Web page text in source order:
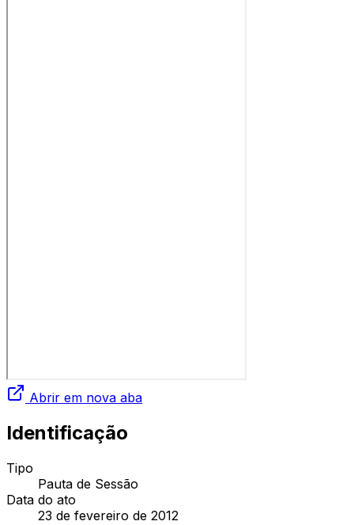
Abrir em nova aba
Identificação
Tipo
Pauta de Sessão
Data do ato
23 de fevereiro de 2012